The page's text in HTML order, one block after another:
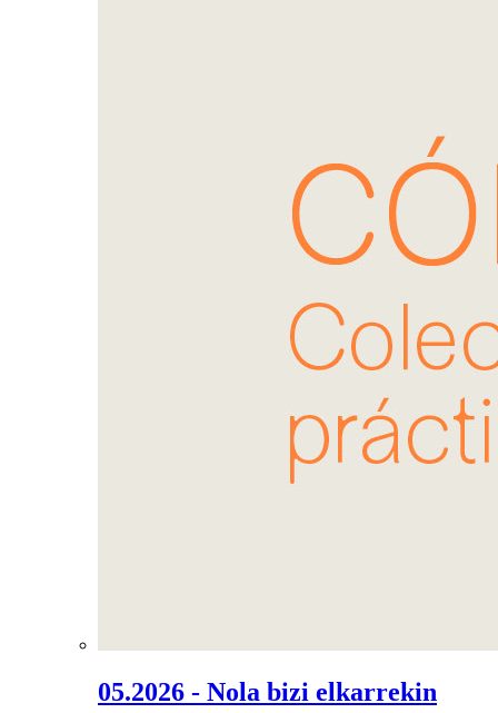
05.2026 - Nola bizi elkarrekin